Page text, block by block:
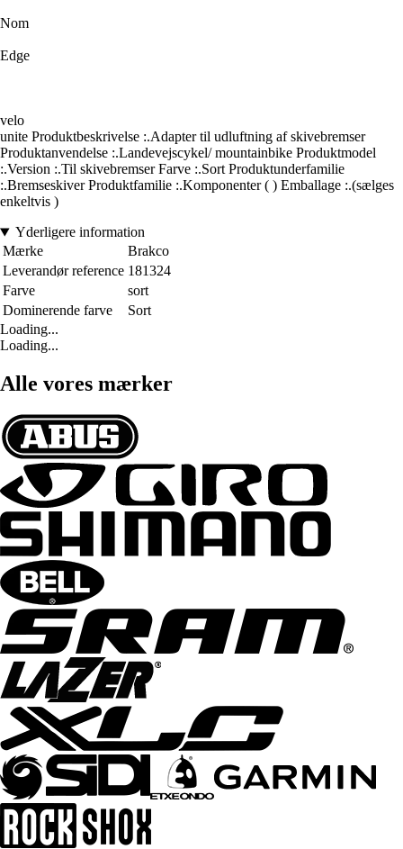
Nom
Edge
velo
unite Produktbeskrivelse :.Adapter til udluftning af skivebremser
Produktanvendelse :.Landevejscykel/ mountainbike Produktmodel
:.Version :.Til skivebremser Farve :.Sort Produktunderfamilie
:.Bremseskiver Produktfamilie :.Komponenter ( ) Emballage :.(sælges
enkeltvis )
Yderligere information
Mærke
Brakco
Leverandør reference 181324
Farve
sort
Dominerende farve
Sort
Loading...
Loading...
Alle vores mærker